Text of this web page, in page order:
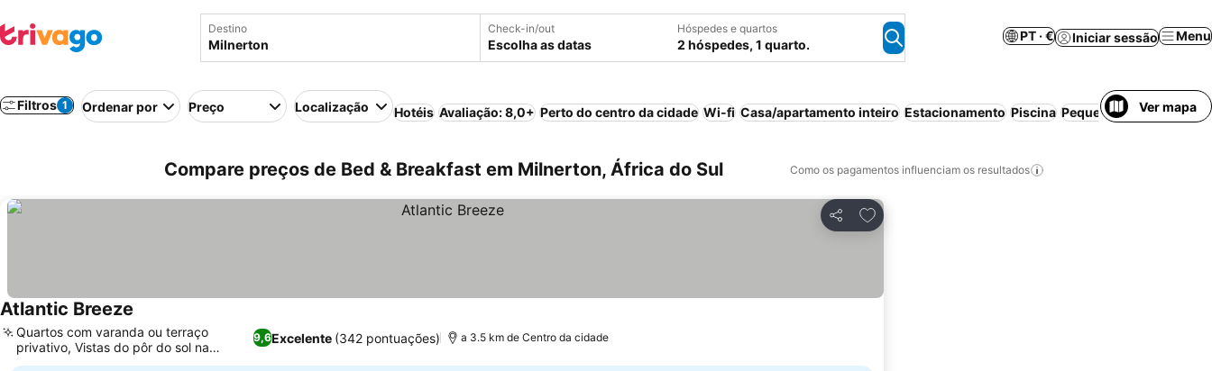
Destino Check-in/out
Escolha as datas
Hóspedes e quartos
2 hóspedes, 1 quarto.
PT · € Iniciar sessão Menu
Filtros 1 Ordenar por Preço Localização Hotéis Avaliação: 8,0+ Perto do centro da cidade Wi-fi Casa/apartamento inteiro Estacionamento Piscina Pequeno-almoçoVer mapa
Compare preços de Bed & Breakfast em Milnerton, África do Sul Como os pagamentos influenciam os resultados
Partilhar
Adicionar aos favoritos
Atlantic Breeze
9,6Excelente (342 pontuações)
Quartos com varanda ou terraço
privativo, Vistas do pôr do sol na
Cidade do Cabo
a 3.5 km de Centro da cidade